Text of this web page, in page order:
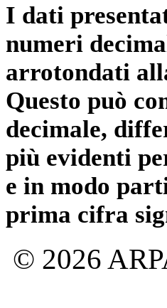
I dati
numeri
arrotondati
Questo può
decimale,
più evidenti
e in modo
prima cifra
© 2026